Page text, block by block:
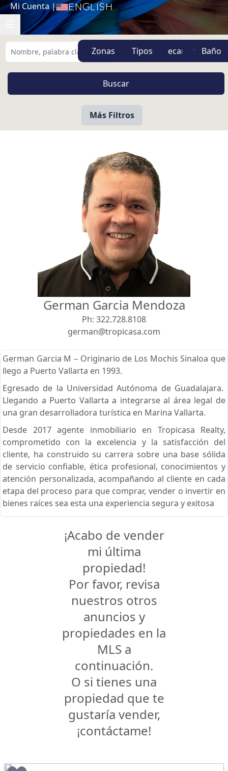
Mi Cuenta | English
Zonas Tipos
Más Filtros
Vista
Pie de Playa Buscar usando:
USD MXN
Menor Precio Primero
German Garcia Mendoza
Ph: 322.728.8108
german@tropicasa.com
German Garcia M – Originario de Los Mochis Sinaloa que
llego a Puerto Vallarta en 1993.
Egresado de la Universidad Autónoma de Guadalajara.
Llegando a Puerto Vallarta a integrarse al área legal de
una gran desarrolladora turística en Marina Vallarta.
Desde 2017 agente inmobiliario en Tropicasa Realty,
comprometido con la excelencia y la satisfacción del
cliente, ha construido su carrera sobre una base sólida
de servicio confiable, ética profesional, conocimientos y
atención personalizada, acompañando al cliente en cada
etapa del proceso para que comprar, vender o invertir en
bienes raíces sea esta una experiencia segura y exitosa
¡Acabo de vender
mi última
propiedad!
Por favor, revisa
nuestros otros
anuncios y
propiedades en la
MLS a
continuación.
O si tienes una
propiedad que te
gustaría vender,
¡contáctame!